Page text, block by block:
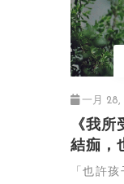
一月 28,
《我
結痂，
「也許